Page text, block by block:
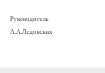
Руководитель
А.А.Ледовских